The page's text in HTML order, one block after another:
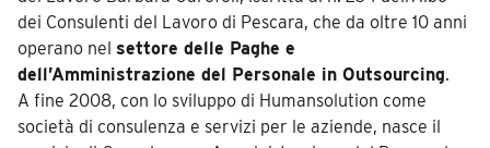
dei Consulenti del Lavoro di Pescara, che da oltre 10 anni
operano nel settore delle Paghe e
dell’Amministrazione del Personale in Outsourcing.
A fine 2008, con lo sviluppo di Humansolution come
società di consulenza e servizi per le aziende, nasce il